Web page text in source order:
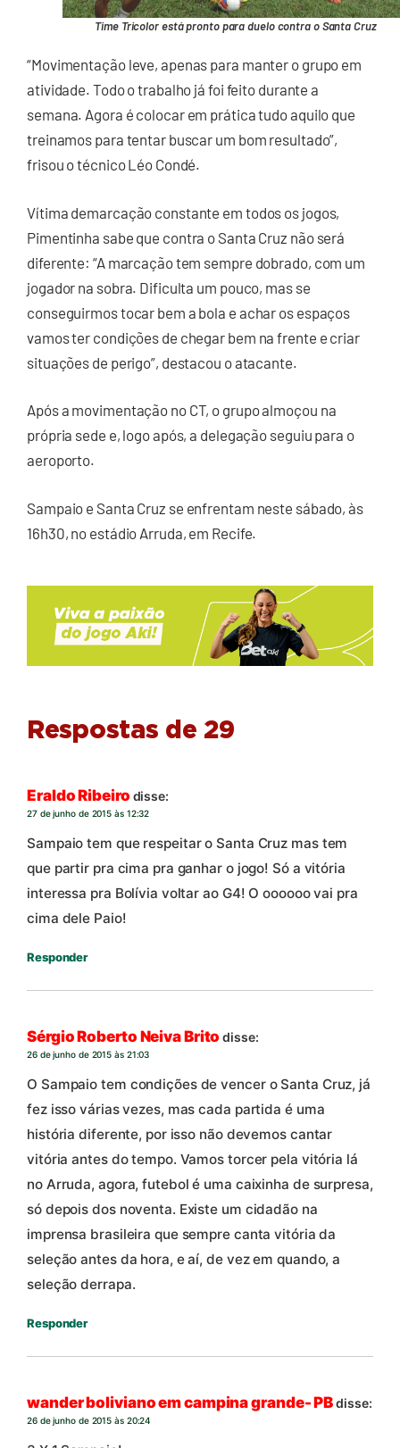
Time Tricolor está pronto para duelo contra o Santa Cruz
“Movimentação leve, apenas para manter o grupo em
atividade. Todo o trabalho já foi feito durante a
semana. Agora é colocar em prática tudo aquilo que
treinamos para tentar buscar um bom resultado”,
frisou o técnico Léo Condé.
Vítima demarcação constante em todos os jogos,
Pimentinha sabe que contra o Santa Cruz não será
diferente: “A marcação tem sempre dobrado, com um
jogador na sobra. Dificulta um pouco, mas se
conseguirmos tocar bem a bola e achar os espaços
vamos ter condições de chegar bem na frente e criar
situações de perigo”, destacou o atacante.
Após a movimentação no CT, o grupo almoçou na
própria sede e, logo após, a delegação seguiu para o
aeroporto.
Sampaio e Santa Cruz se enfrentam neste sábado, às
16h30, no estádio Arruda, em Recife.
Respostas de 29
Eraldo Ribeiro disse:
27 de junho de 2015 às 12:32
Sampaio tem que respeitar o Santa Cruz mas tem
que partir pra cima pra ganhar o jogo! Só a vitória
interessa pra Bolívia voltar ao G4! O oooooo vai pra
cima dele Paio!
Responder
Sérgio Roberto Neiva Brito disse:
26 de junho de 2015 às 21:03
O Sampaio tem condições de vencer o Santa Cruz, já
fez isso várias vezes, mas cada partida é uma
história diferente, por isso não devemos cantar
vitória antes do tempo. Vamos torcer pela vitória lá
no Arruda, agora, futebol é uma caixinha de surpresa,
só depois dos noventa. Existe um cidadão na
imprensa brasileira que sempre canta vitória da
seleção antes da hora, e aí, de vez em quando, a
seleção derrapa.
Responder
wander boliviano em campina grande- PBdisse:
26 de junho de 2015 às 20:24